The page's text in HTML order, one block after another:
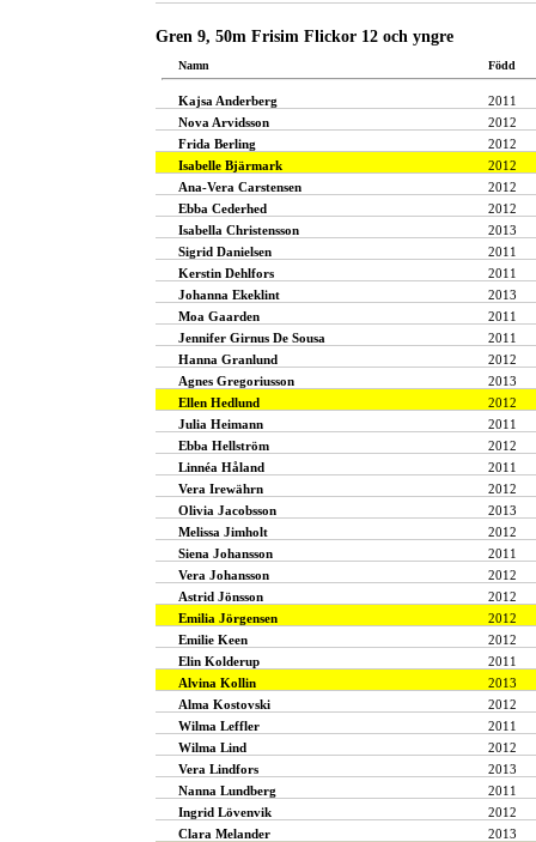
Gren 9, 50m Frisim Flickor 12 och yngre
Namn Född
Kajsa Anderberg
2011
Nova Arvidsson
2012
Frida Berling
2012
Isabelle Bjärmark
2012
Ana-Vera Carstensen
2012
Ebba Cederhed
2012
Isabella Christensson
2013
Sigrid Danielsen
2011
Kerstin Dehlfors
2011
Johanna Ekeklint
2013
Moa Gaarden
2011
Jennifer Girnus De Sousa
2011
Hanna Granlund
2012
Agnes Gregoriusson
2013
Ellen Hedlund
2012
Julia Heimann
2011
Ebba Hellström
2012
Linnéa Håland
2011
Vera Irewährn
2012
Olivia Jacobsson
2013
Melissa Jimholt
2012
Siena Johansson
2011
Vera Johansson
2012
Astrid Jönsson
2012
Emilia Jörgensen
2012
Emilie Keen
2012
Elin Kolderup
2011
Alvina Kollin
2013
Alma Kostovski
2012
Wilma Leffler
2011
Wilma Lind
2012
Vera Lindfors
2013
Nanna Lundberg
2011
Ingrid Lövenvik
2012
Clara Melander
2013